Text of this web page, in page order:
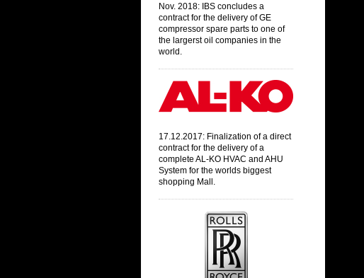
Nov. 2018: IBS concludes a
contract for the delivery of GE
compressor spare parts to one of
the largerst oil companies in the
world.
17.12.2017: Finalization of a direct
contract for the delivery of a
complete AL-KO HVAC and AHU
System for the worlds biggest
shopping Mall.